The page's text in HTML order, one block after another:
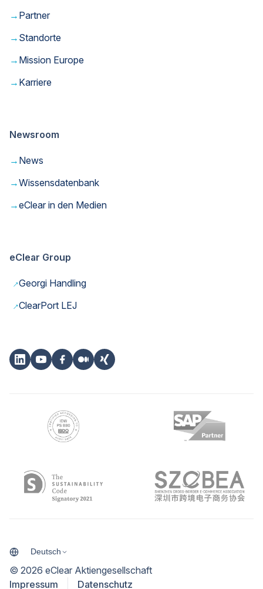
→ Partner
→ Standorte
→ Mission Europe
→ Karriere
Newsroom
→ News
→Wissensdatenbank
→eClear in den Medien
eClear Group
→Georgi Handling
→ClearPort LEJ
Deutsch
© 2026 eClear Aktiengesellschaft
Impressum
Datenschutz